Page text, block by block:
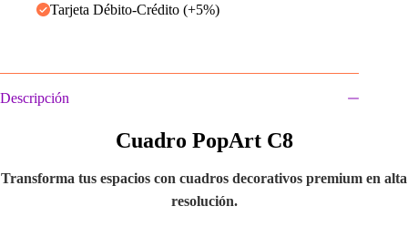
Tarjeta Débito-Crédito (+5%)
Descripción
Cuadro PopArt C8
Transforma tus espacios con cuadros decorativos premium en alta
resolución.